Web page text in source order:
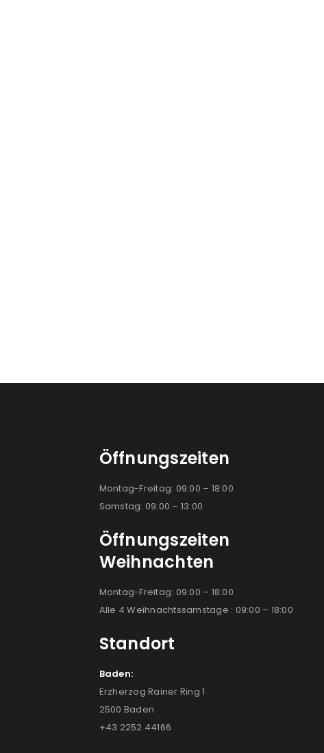
Öffnungszeiten
Montag-Freitag: 09:00 – 18:00
Samstag: 09:00 – 13:00
Öffnungszeiten
Weihnachten
Montag-Freitag: 09:00 – 18:00
Alle 4 Weihnachtssamstage : 09:00 – 18:00
Standort
Baden:
Erzherzog Rainer Ring 1
2500 Baden
+43 2252 44166